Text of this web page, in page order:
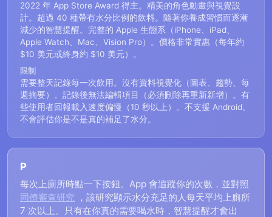
2022 年 App Store Award 得主。精美的角色動畫與視覺設
計。超過 40 種帶有水分比例的飲料。隨著你養成習慣而逐漸
減少的智慧提醒。完整的 Apple 生態系（iPhone、iPad、
Apple Watch、Mac、Vision Pro）。價格非常實惠（每年約
$10 美元或終身約 $10 美元）。
限制
需要整天記錄每一次飲用。沒有資料視覺化（圖表、趨勢、每
週摘要）。記錄後無法編輯項目（必須刪除再重新新增）。有
些使用者回報載入速度偏慢（10 秒以上）。不支援 Android。
不會評估你是不是真的補足了水分。
P
每次上廁所時點一下按鈕。App 會追蹤你的次數，並對照
同儕審查研究 ，該研究顯示水分充足的人每天平均上廁所
7 次以上。只有在你真的需要喝水時，智慧提醒才會出